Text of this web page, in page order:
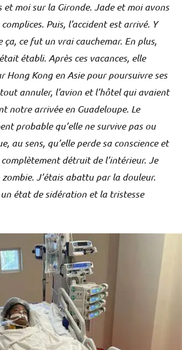
et moi sur la Gironde. Jade et moi avons
Puis, l’accident est arrivé. Y
ça, ce fut un vrai cauchemar. En plus,
établi. Après ces vacances, elle
Hong Kong en Asie pour poursuivre ses
annuler, l’avion et l’hôtel qui avaient
notre arrivée en Guadeloupe. Le
probable qu’elle ne survive pas ou
au sens, qu’elle perde sa conscience et
complètement détruit de l’intérieur. Je
J’étais abattu par la douleur.
état de sidération et la tristesse